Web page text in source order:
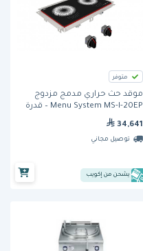
متوفر
موقد حث حراري مدمج مزدوج
Menu System MS-I-20EP – قدرة
34,641
توصيل مجاني
يشحن من إكويب